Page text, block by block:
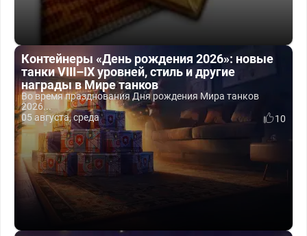
Контейнеры «День рождения 2026»: новые
танки VIII–IX уровней, стиль и другие
награды в Мире танков
Во время празднования Дня рождения Мира танков
2026...
05 августа, среда
10